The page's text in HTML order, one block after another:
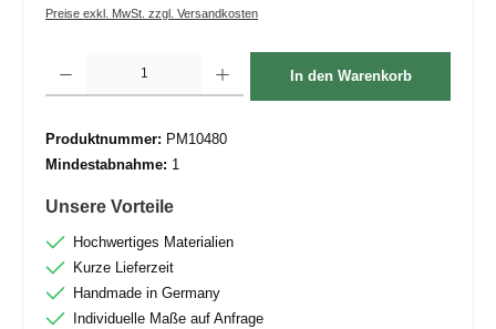
Preise exkl. MwSt. zzgl. Versandkosten
In den Warenkorb
Produktnummer: PM10480
Mindestabnahme: 1
Unsere Vorteile
Hochwertiges Materialien
Kurze Lieferzeit
Handmade in Germany
Individuelle Maße auf Anfrage